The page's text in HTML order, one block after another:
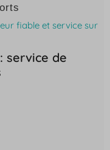
service de